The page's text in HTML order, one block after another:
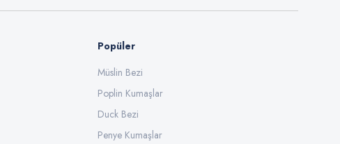
Popüler
Müslin Bezi
Poplin Kumaşlar
Duck Bezi
Penye Kumaşlar